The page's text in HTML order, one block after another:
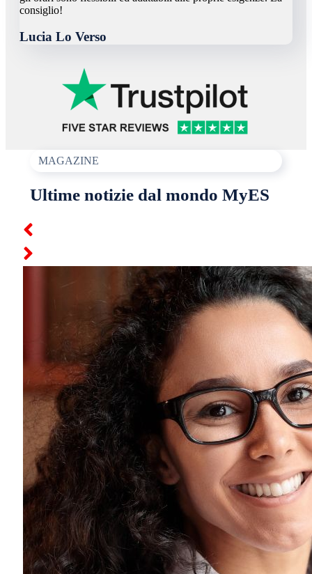
consiglio!
Lucia Lo Verso
MAGAZINE
Ultime notizie dal mondo MyES